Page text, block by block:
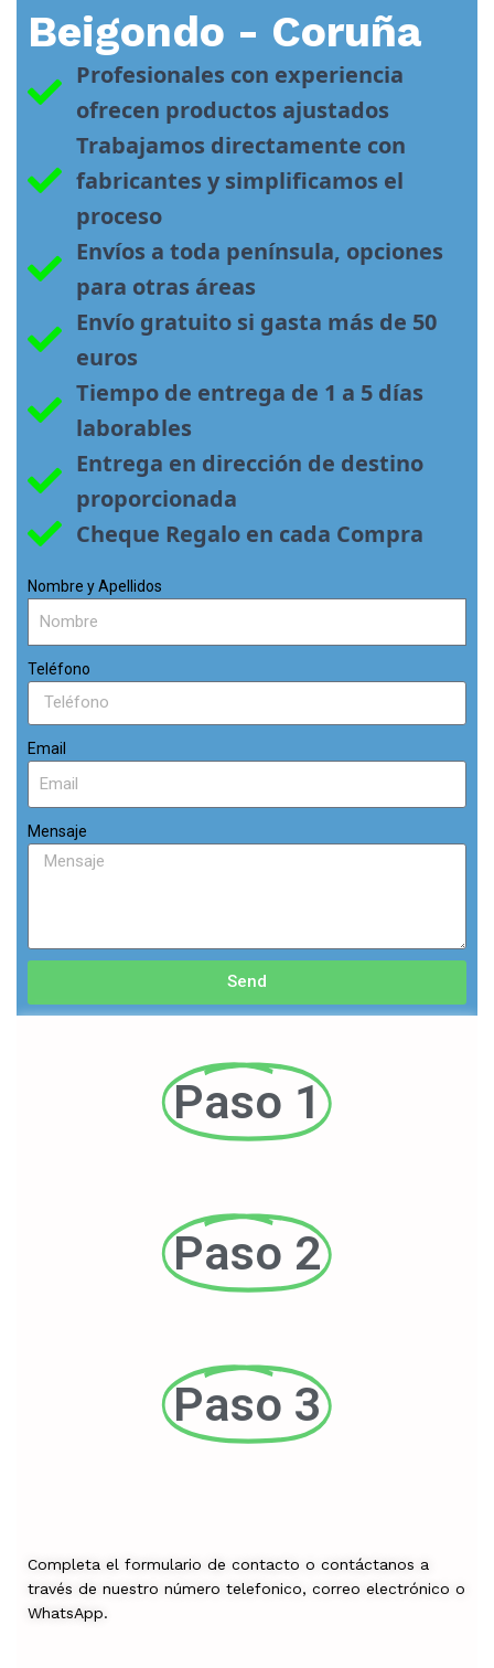
Beigondo - Coruña
Profesionales con experiencia
ofrecen productos ajustados
Trabajamos directamente con
fabricantes y simplificamos el
proceso
Envíos a toda península, opciones
para otras áreas
Envío gratuito si gasta más de 50
euros
Tiempo de entrega de 1 a 5 días
laborables
Entrega en dirección de destino
proporcionada
Cheque Regalo en cada Compra
Nombre y Apellidos
Teléfono
Email
Mensaje
Send
Paso 1
Paso 2
Paso 3
Completa el formulario de contacto o contáctanos a
través de nuestro número telefonico, correo electrónico o
WhatsApp.